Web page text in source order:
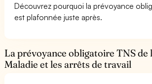
Découvrez pourquoi la prévoyance
est plafonnée juste après.
La prévoyance obligatoire TNS de
Maladie et les arrêts de travail